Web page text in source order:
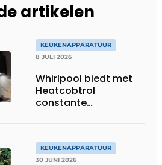
artikelen
KEUKENAPPARATUUR
8 JULI 2026
Whirlpool biedt met
Heatcobtrol
constante
KEUKENAPPARATUUR
30 JUNI 2026